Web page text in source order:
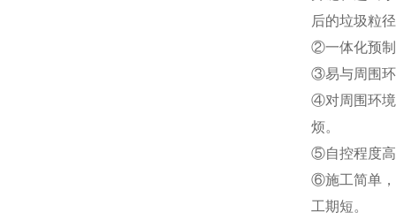
后的垃圾粒
②一体化预制
③易与周围环
④对周围环境
烦。
⑤自控程度高
⑥施工简单，
工期短。